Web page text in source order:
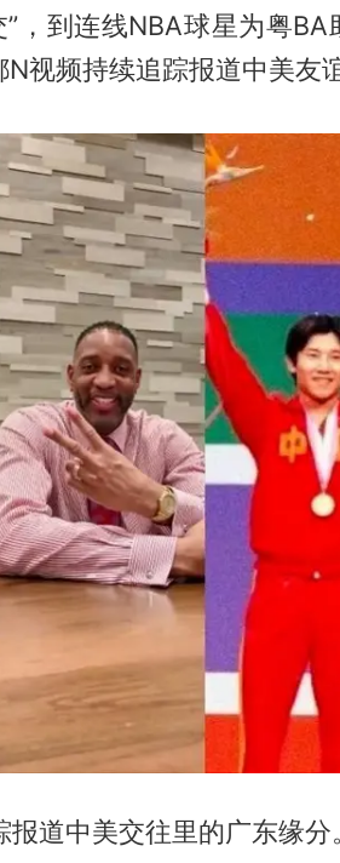
，到连线NBA球星为粤
视频持续追踪报道中美友
道中美交往里的广东缘分